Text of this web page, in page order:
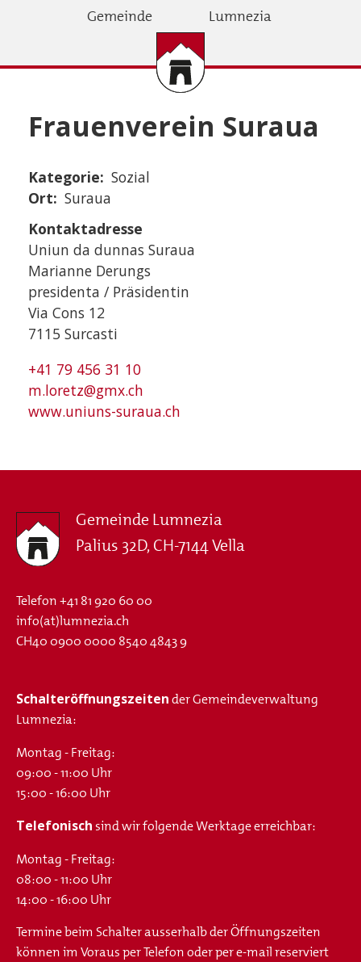
Gemeinde Lumnezia
Frauenverein Suraua
Kategorie
Sozial
Ort
Suraua
Kontaktadresse
Uniun da dunnas Suraua
Marianne Derungs
presidenta / Präsidentin
Via Cons 12
7115 Surcasti
+41 79 456 31 10
m.loretz@gmx.ch
www.uniuns-suraua.ch
Gemeinde Lumnezia
Palius 32D, CH-7144 Vella
Telefon+41 81 920 60 00
info(at)lumnezia.ch
CH40 0900 0000 8540 4843 9
Schalteröffnungszeitender Gemeindeverwaltung
Lumnezia:
Montag - Freitag:
09:00 - 11:00 Uhr
15:00 - 16:00 Uhr
Telefonischsind wir folgende Werktage erreichbar:
Montag - Freitag:
08:00 - 11:00 Uhr
14:00 - 16:00 Uhr
Termine beim Schalter ausserhalb der Öffnungszeiten
können im Voraus per Telefon oder per e-mail reserviert